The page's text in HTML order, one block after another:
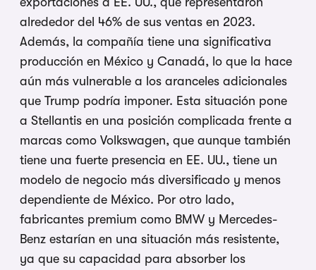
alrededor del 46% de sus ventas en 2023.
Además, la compañía tiene una significativa
producción en México y Canadá, lo que la hace
aún más vulnerable a los aranceles adicionales
que Trump podría imponer. Esta situación pone
a Stellantis en una posición complicada frente a
marcas como Volkswagen, que aunque también
tiene una fuerte presencia en EE. UU., tiene un
modelo de negocio más diversificado y menos
dependiente de México. Por otro lado,
fabricantes premium como BMW y Mercedes-
Benz estarían en una situación más resistente,
ya que su capacidad para absorber los